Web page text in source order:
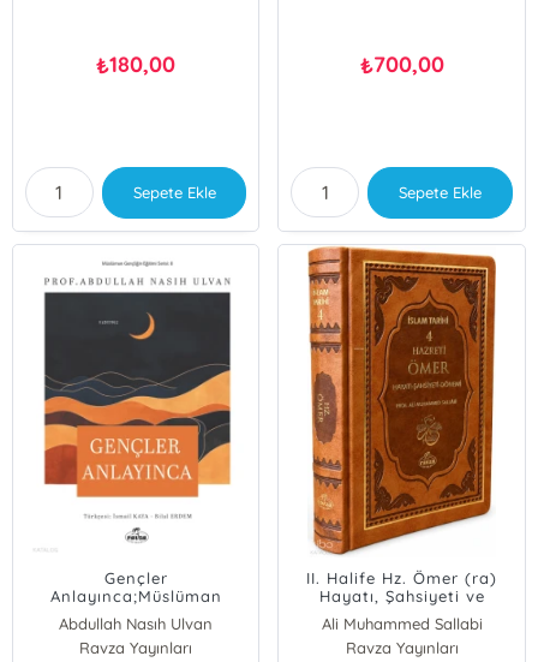
₺180,00
Sepete Ekle
₺700,00
Sepete Ekle
Gençler
Anlayınca;Müslüman
Gençliğin Eğitim Serisi: 8
Abdullah Nasıh Ulvan
Ravza Yayınları
II. Halife Hz. Ömer (ra)
Hayatı, Şahsiyeti ve
Dönemi (Termo
Deri);İslam Tarihi 4
Ali Muhammed Sallabi
Ravza Yayınları